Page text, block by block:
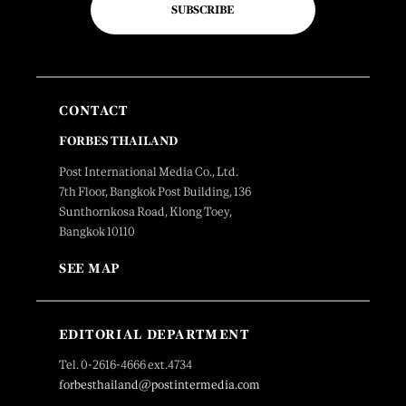
SUBSCRIBE
CONTACT
FORBES THAILAND
Post International Media Co., Ltd.
7th Floor, Bangkok Post Building, 136
Sunthornkosa Road, Klong Toey,
Bangkok 10110
SEE MAP
EDITORIAL DEPARTMENT
Tel. 0-2616-4666 ext.4734
forbesthailand@postintermedia.com